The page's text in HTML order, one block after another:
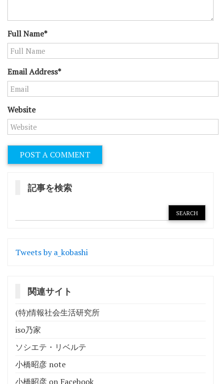
Full Name*
Email Address*
Website
記事を検索
Tweets by a_kobashi
関連サイト
(特)情報社会生活研究所
iso乃家
ソシエテ・リベルテ
小橋昭彦 note
小橋昭彦 on Facebook